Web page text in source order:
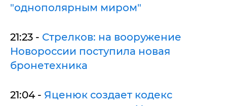
"однополярным миром"
21:23 - Стрелков: на вооружение
Новороссии поступила новая
бронетехника
21:04 - Яценюк создает кодекс